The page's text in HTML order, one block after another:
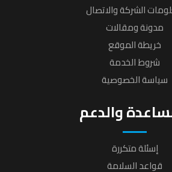
الشركة والاتصال
مدونة ومقالات
خريطة الموقع
شروط الخدمة
سياسة الخصوصية
والدعم
إسئلة متكررة
قواعد السلامة